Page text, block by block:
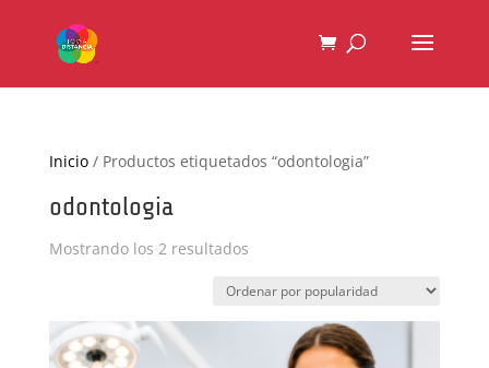
Inicio/ Productos etiquetados “odontologia”
odontologia
Mostrando los 2 resultadosOrdenado
popularidad